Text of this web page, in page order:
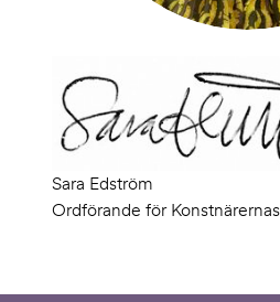
Sara Edström
Ordförande för